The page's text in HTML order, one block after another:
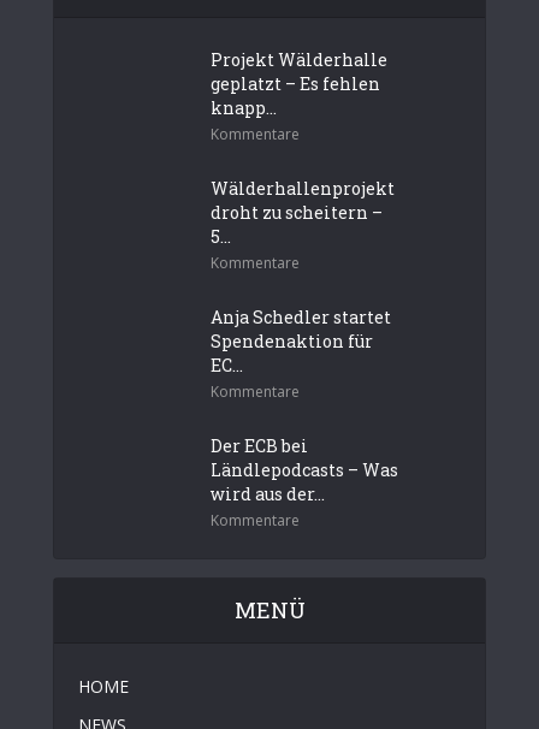
Projekt Wälderhalle
geplatzt – Es fehlen
knapp...
Kommentare
Wälderhallenprojekt
droht zu scheitern –
5...
Kommentare
Anja Schedler startet
Spendenaktion für
EC...
Kommentare
Der ECB bei
Ländlepodcasts – Was
wird aus der...
Kommentare
MENÜ
HOME
NEWS